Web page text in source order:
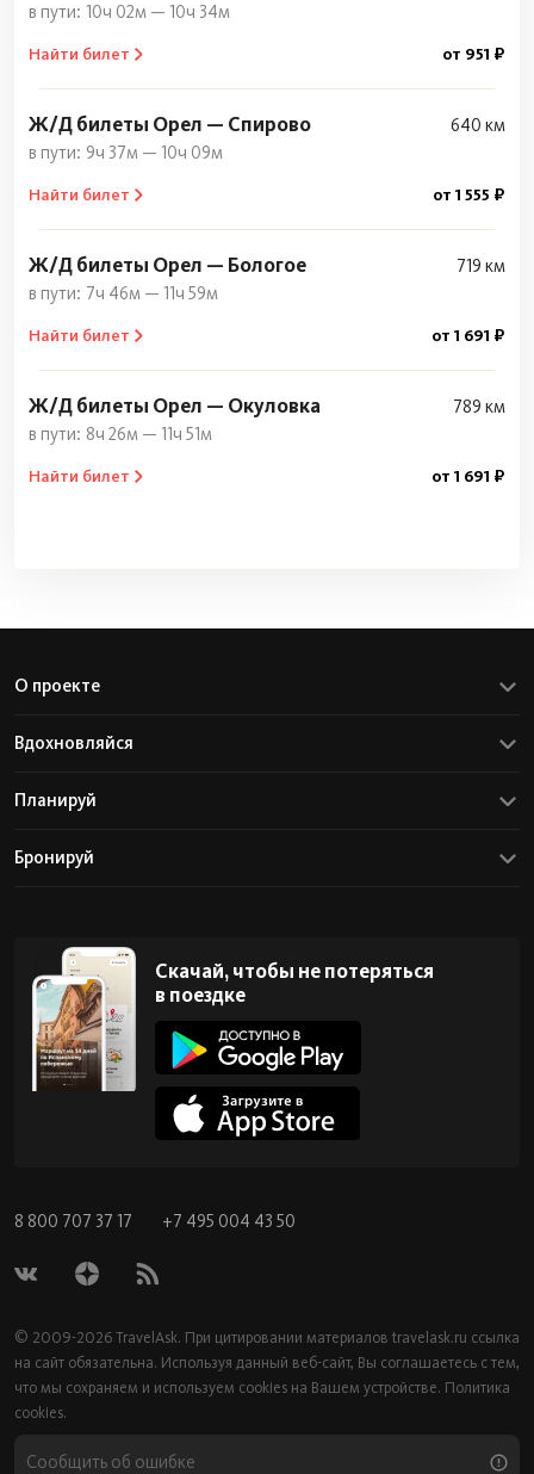
10ч 02м — 10ч 34м
Найти билет от 951 ₽
Ж/Д билеты Орел — Спирово
640 км
9ч 37м — 10ч 09м
Найти билет от 1 555 ₽
Ж/Д билеты Орел — Бологое
719 км
7ч 46м — 11ч 59м
Найти билет от 1 691 ₽
Ж/Д билеты Орел — Окуловка
789 км
8ч 26м — 11ч 51м
Найти билет от 1 691 ₽
О проекте
Вдохновляйся
Планируй
Бронируй
Скачай, чтобы не потеряться
в поездке
8 800 707 37 17 +7 495 004 43 50
© 2009-2026 TravelAsk. При цитировании материалов travelask.ru ссылка
на сайт обязательна. Используя данный веб-сайт, Вы соглашаетесь с тем,
что мы сохраняем и используем cookies на Вашем устройстве. Политика
cookies.
Сообщить об ошибке